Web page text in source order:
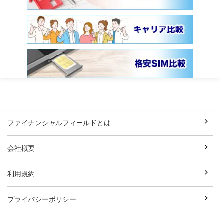
ファイナンシャルフィールドとは
会社概要
利用規約
プライバシーポリシー